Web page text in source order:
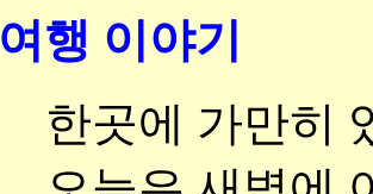
여행 이야기
한곳에 가만히